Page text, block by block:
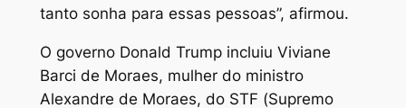
tanto sonha para essas pessoas”, afirmou.
O governo Donald Trump incluiu Viviane
Barci de Moraes, mulher do ministro
Alexandre de Moraes, do STF (Supremo